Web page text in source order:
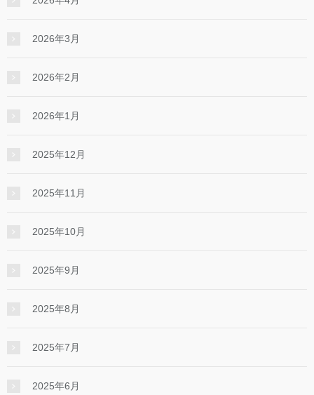
2026年3月
2026年2月
2026年1月
2025年12月
2025年11月
2025年10月
2025年9月
2025年8月
2025年7月
2025年6月